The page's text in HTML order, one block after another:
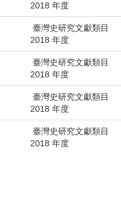
2018 年度
臺灣史研究文獻類目
2018 年度
臺灣史研究文獻類目
2018 年度
臺灣史研究文獻類目
2018 年度
臺灣史研究文獻類目
2018 年度